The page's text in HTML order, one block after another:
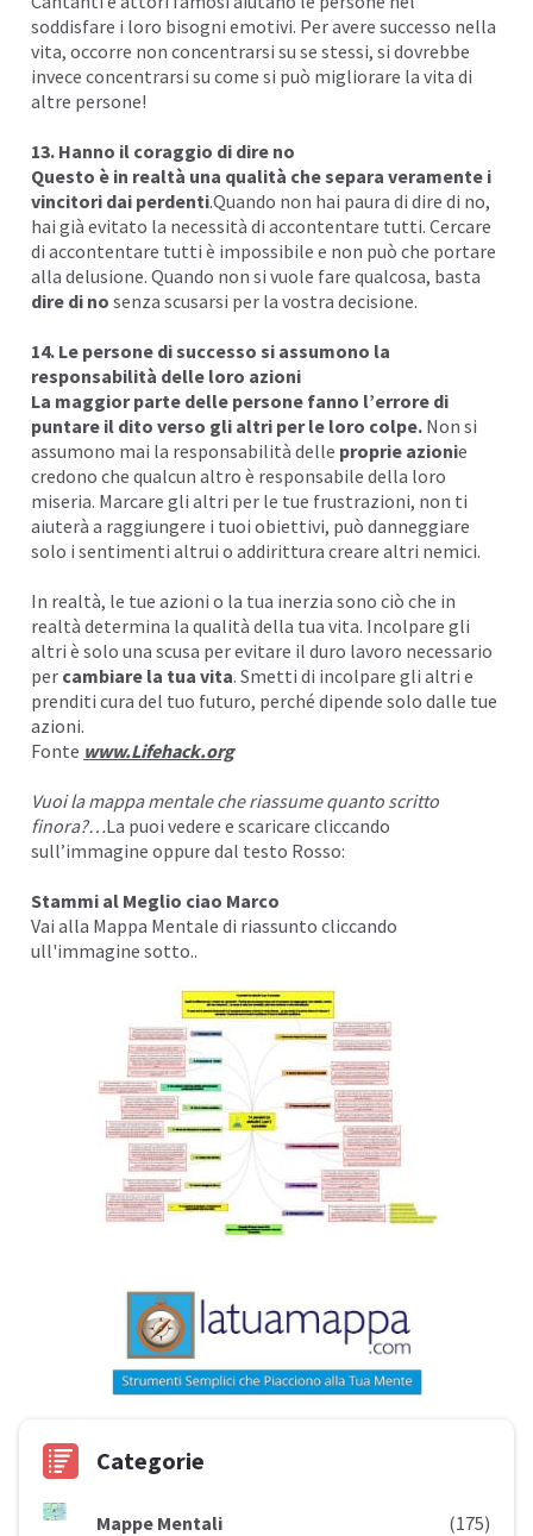
soddisfare i loro bisogni emotivi. Per avere successo nella
vita, occorre non concentrarsi su se stessi, si dovrebbe
invece concentrarsi su come si può migliorare la vita di
altre persone!
13. Hanno il coraggio di dire no
Questo è in realtà una qualità che separa veramente i
vincitori dai perdenti.Quando non hai paura di dire di no,
hai già evitato la necessità di accontentare tutti. Cercare
di accontentare tutti è impossibile e non può che portare
alla delusione. Quando non si vuole fare qualcosa, basta
dire di no senza scusarsi per la vostra decisione.
14. Le persone di successo si assumono la
responsabilità delle loro azioni
La maggior parte delle persone fanno l’errore di
puntare il dito verso gli altri per le loro colpe. Non si
assumono mai la responsabilità delle proprie azionie
credono che qualcun altro è responsabile della loro
miseria. Marcare gli altri per le tue frustrazioni, non ti
aiuterà a raggiungere i tuoi obiettivi, può danneggiare
solo i sentimenti altrui o addirittura creare altri nemici.
In realtà, le tue azioni o la tua inerzia sono ciò che in
realtà determina la qualità della tua vita. Incolpare gli
altri è solo una scusa per evitare il duro lavoro necessario
per cambiare la tua vita. Smetti di incolpare gli altri e
prenditi cura del tuo futuro, perché dipende solo dalle tue
azioni.
Fonte www.Lifehack.org
Vuoi la mappa mentale che riassume quanto scritto
finora?…La puoi vedere e scaricare cliccando
sull’immagine oppure dal testo Rosso:
Stammi al Meglio ciao Marco
Vai alla Mappa Mentale di riassunto cliccando
ull'immagine sotto..
Categorie
Mappe Mentali
(175)